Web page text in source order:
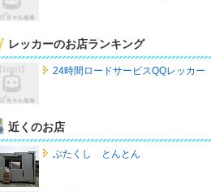
レッカーのお店ランキング
24時間ロードサービスQQレッカー
近くのお店
ぶたくし とんとん